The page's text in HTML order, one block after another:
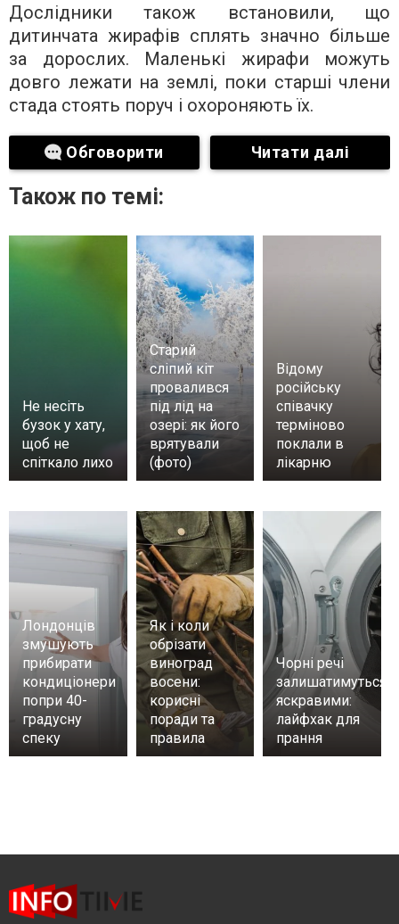
Дослідники також встановили, що
дитинчата жирафів сплять значно більше
за дорослих. Маленькі жирафи можуть
довго лежати на землі, поки старші члени
стада стоять поруч і охороняють їх.
Обговорити Читати далі
Також по темі:
Не несіть
бузок у хату,
щоб не
спіткало лихо
Старий
сліпий кіт
провалився
під лід на
озері: як його
врятували
(фото)
Відому
російську
співачку
терміново
поклали в
лікарню
Лондонців
змушують
прибирати
кондиціонери
попри 40-
градусну
спеку
Як і коли
обрізати
виноград
восени:
корисні
поради та
правила
Чорні речі
залишатимуться
яскравими:
лайфхак для
прання